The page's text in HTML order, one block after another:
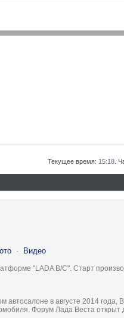
Текущее время: 15:18 .
· Видео
"LADA B/C". Старт
автосалоне в августе 2014
Форум Лада Веста